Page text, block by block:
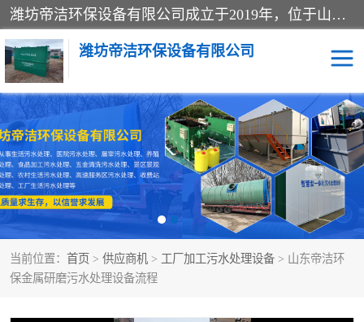
潍坊帝洁环保设备有限公司成立于2019年，位于山东省潍坊市潍城经济开发区；公司专注于环境保护专用设备及配件的研发、生产、安装与销售，同时涉及医用消毒设备、机电设备和仪器仪表的销售。此外，公司提供环保工程施工、环保技术研发与转让、技术服务以及环境工程专项设计服务，致力于为客户提供全面的环保解决方案，助力绿色可持续发展。
潍坊帝洁环保设备有限公司
当前位置： 首页 > 供应商机 > 工厂加工污水处理设备 > 山东帝洁环
保金属研磨污水处理设备流程
一体化提升泵站 屠宰肉食品加工污水处理
设备
一体化生活污水处理设备 学校污水处理设备
医院污水处理设备 喷涂废水油墨废水
玻璃钢一体化污水处理设 水性涂料加工污水处理设